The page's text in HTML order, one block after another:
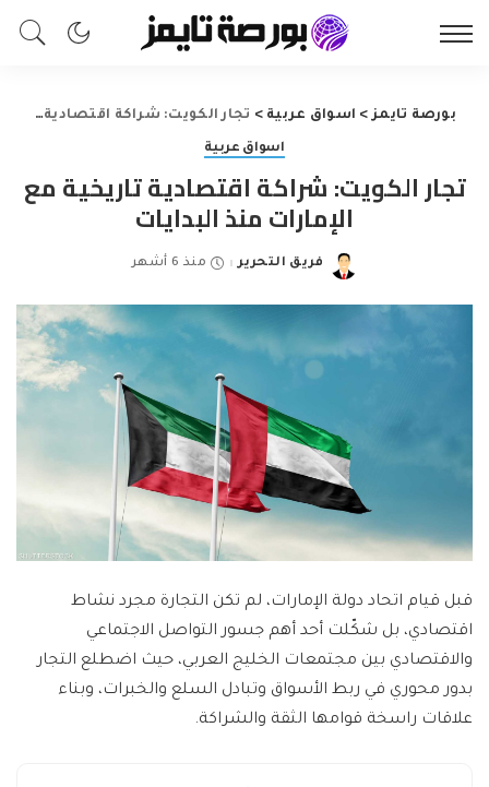
بورصة تايمز> اسواق عربية > تجار الكويت: شراكة اقتصادية تاريخية مع الإمارات منذ البدايات
اسواق عربية
تجار الكويت: شراكة اقتصادية تاريخية مع
الإمارات منذ البدايات
Posted
فريق التحرير منذ 6 أشهر
قبل قيام اتحاد دولة الإمارات، لم تكن التجارة مجرد نشاط
اقتصادي، بل شكّلت أحد أهم جسور التواصل الاجتماعي
والاقتصادي بين مجتمعات الخليج العربي، حيث اضطلع التجار
بدور محوري في ربط الأسواق وتبادل السلع والخبرات، وبناء
علاقات راسخة قوامها الثقة والشراكة.